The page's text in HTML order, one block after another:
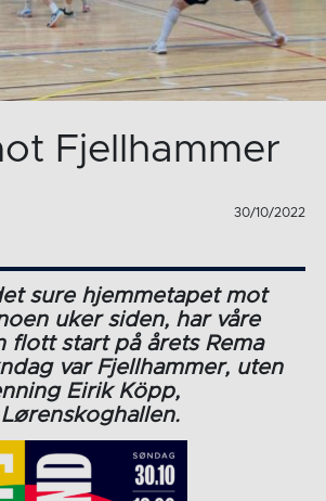
Fjellhammer
30/10/2022
sure hjemmetapet mot
uker siden, har våre
flott start på årets Rema
var Fjellhammer, uten
Eirik Köpp,